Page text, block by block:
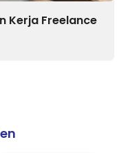
Kerja Freelance